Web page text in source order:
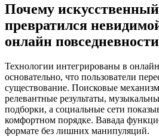
Почему
превратился
онлайн повседневности
Технологии интегрированы в
основательно, что пользователи
существование. Поисковые
релевантные результаты,
подборки, а социальные сети
комфортном порядке. Вавада
формате без лишних манипуляций.